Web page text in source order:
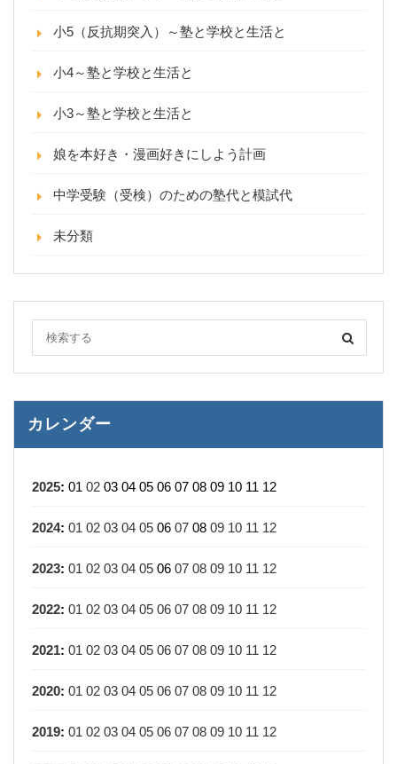
小5（反抗期突入）～塾と学校と生活と
小4～塾と学校と生活と
小3～塾と学校と生活と
娘を本好き・漫画好きにしよう計画
中学受験（受検）のための塾代と模試代
未分類
カレンダー
2025: 01 02 03 04 05 06 07 08 09 10 11 12
2024: 01 02 03 04 05 06 07 08 09 10 11 12
2023: 01 02 03 04 05 06 07 08 09 10 11 12
2022: 01 02 03 04 05 06 07 08 09 10 11 12
2021: 01 02 03 04 05 06 07 08 09 10 11 12
2020: 01 02 03 04 05 06 07 08 09 10 11 12
2019: 01 02 03 04 05 06 07 08 09 10 11 12